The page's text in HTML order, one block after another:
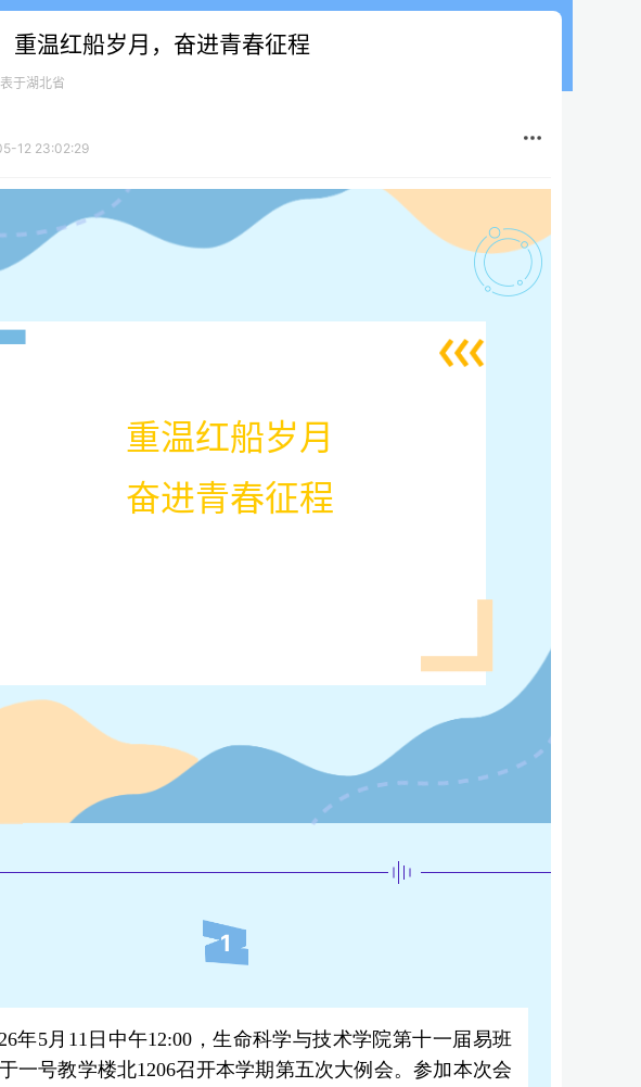
重温红船岁月，奋进青春征程
于湖北省
12 23:02:29
重温红船岁月
奋进青春征程
1
年5月11日中午12:00，生命科学与技术学院第十一届易班
一号教学楼北1206召开本学期第五次大例会。参加本次会